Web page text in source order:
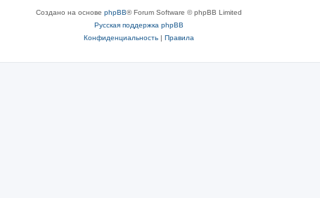
Создано на основе phpBB® Forum Software © phpBB Limited
Русская поддержка phpBB
Конфиденциальность| Правила